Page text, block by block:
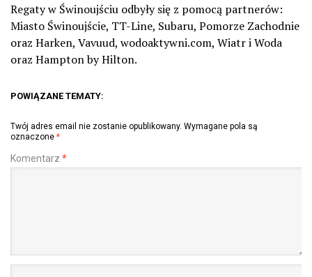
Regaty w Świnoujściu odbyły się z pomocą partnerów:
Miasto Świnoujście, TT-Line, Subaru, Pomorze Zachodnie
oraz Harken, Vavuud, wodoaktywni.com, Wiatr i Woda
oraz Hampton by Hilton.
POWIĄZANE TEMATY:
Twój adres email nie zostanie opublikowany. Wymagane pola są
oznaczone *
Komentarz *